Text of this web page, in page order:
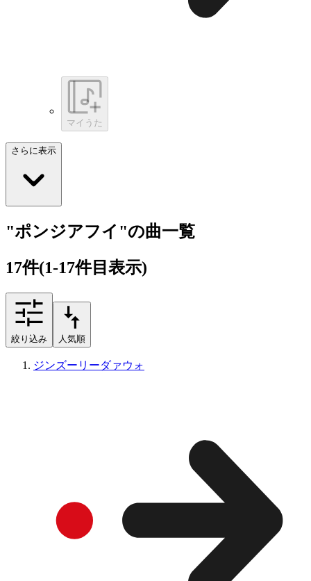
マイうた
さらに表示
"ポンジアフイ"の曲一覧
17件(1-17件目表示)
絞り込み 人気順
ジンズーリーダァウォ